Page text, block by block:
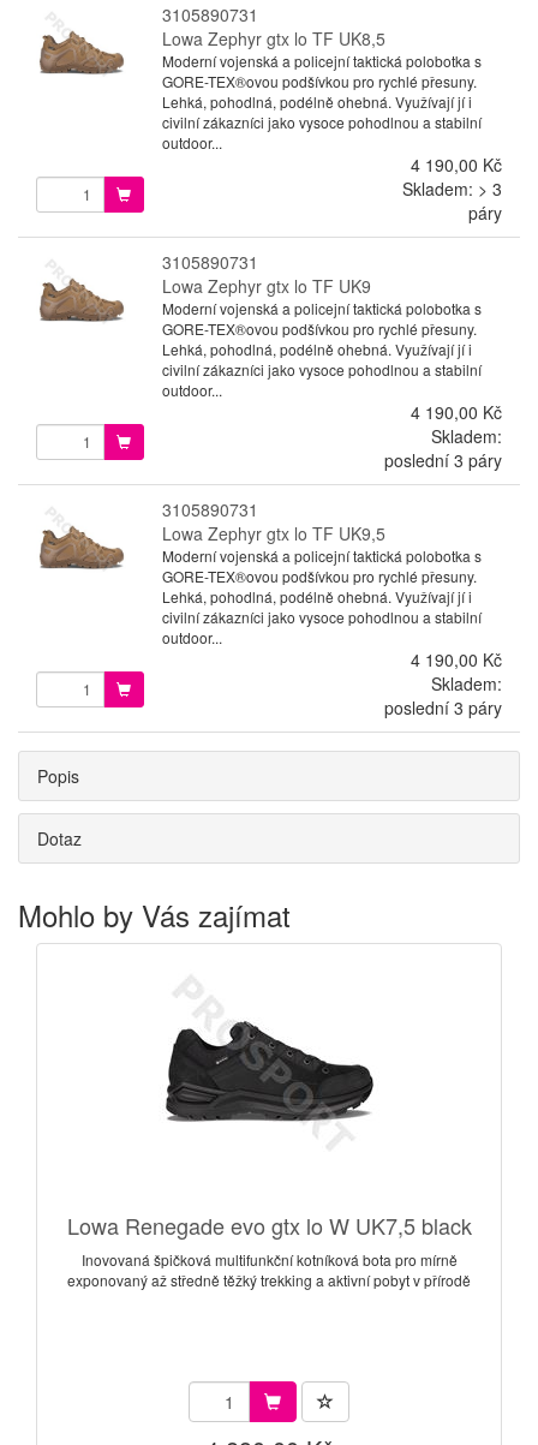
3105890731
Lowa Zephyr gtx lo TF UK8,5
Moderní vojenská a policejní taktická polobotka s
GORE-TEX®ovou podšívkou pro rychlé přesuny.
Lehká, pohodlná, podélně ohebná. Využívají jí i
civilní zákazníci jako vysoce pohodlnou a stabilní
outdoor...
4 190,00 Kč
Skladem: > 3
páry
3105890731
Lowa Zephyr gtx lo TF UK9
Moderní vojenská a policejní taktická polobotka s
GORE-TEX®ovou podšívkou pro rychlé přesuny.
Lehká, pohodlná, podélně ohebná. Využívají jí i
civilní zákazníci jako vysoce pohodlnou a stabilní
outdoor...
4 190,00 Kč
Skladem:
poslední 3 páry
3105890731
Lowa Zephyr gtx lo TF UK9,5
Moderní vojenská a policejní taktická polobotka s
GORE-TEX®ovou podšívkou pro rychlé přesuny.
Lehká, pohodlná, podélně ohebná. Využívají jí i
civilní zákazníci jako vysoce pohodlnou a stabilní
outdoor...
4 190,00 Kč
Skladem:
poslední 3 páry
Popis
Dotaz
Mohlo by Vás zajímat
Lowa Renegade evo gtx lo W UK7,5 black
Inovovaná špičková multifunkční kotníková bota pro mírně
exponovaný až středně těžký trekking a aktivní pobyt v přírodě